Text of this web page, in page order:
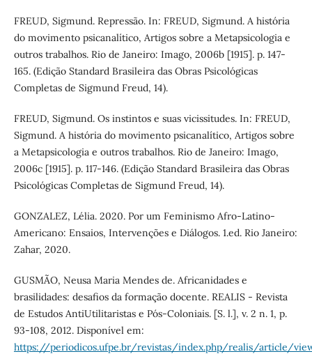
FREUD, Sigmund. Repressão. In: FREUD, Sigmund. A história
do movimento psicanalítico, Artigos sobre a Metapsicologia e
outros trabalhos. Rio de Janeiro: Imago, 2006b [1915]. p. 147-
165. (Edição Standard Brasileira das Obras Psicológicas
Completas de Sigmund Freud, 14).
FREUD, Sigmund. Os instintos e suas vicissitudes. In: FREUD,
Sigmund. A história do movimento psicanalítico, Artigos sobre
a Metapsicologia e outros trabalhos. Rio de Janeiro: Imago,
2006c [1915]. p. 117-146. (Edição Standard Brasileira das Obras
Psicológicas Completas de Sigmund Freud, 14).
GONZALEZ, Lélia. 2020. Por um Feminismo Afro-Latino-
Americano: Ensaios, Intervenções e Diálogos. 1.ed. Rio Janeiro:
Zahar, 2020.
GUSMÃO, Neusa Maria Mendes de. Africanidades e
brasilidades: desafios da formação docente. REALIS - Revista
de Estudos AntiUtilitaristas e Pós-Coloniais. [S. l.], v. 2 n. 1, p.
93-108, 2012. Disponível em:
https://periodicos.ufpe.br/revistas/index.php/realis/article/